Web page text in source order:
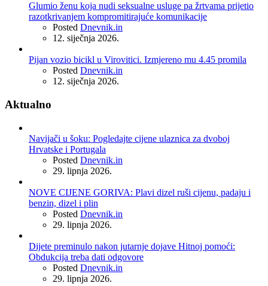
Glumio ženu koja nudi seksualne usluge pa žrtvama prijetio
razotkrivanjem kompromitirajuće komunikacije
Posted Dnevnik.in
12. siječnja 2026.
Pijan vozio bicikl u Virovitici. Izmjereno mu 4.45 promila
Posted Dnevnik.in
12. siječnja 2026.
Aktualno
Navijači u šoku: Pogledajte cijene ulaznica za dvoboj
Hrvatske i Portugala
Posted Dnevnik.in
29. lipnja 2026.
NOVE CIJENE GORIVA: Plavi dizel ruši cijenu, padaju i
benzin, dizel i plin
Posted Dnevnik.in
29. lipnja 2026.
Dijete preminulo nakon jutarnje dojave Hitnoj pomoći:
Obdukcija treba dati odgovore
Posted Dnevnik.in
29. lipnja 2026.